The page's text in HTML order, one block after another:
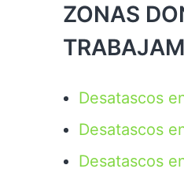
ZONAS
Desatascos
Desatascos
Desatascos